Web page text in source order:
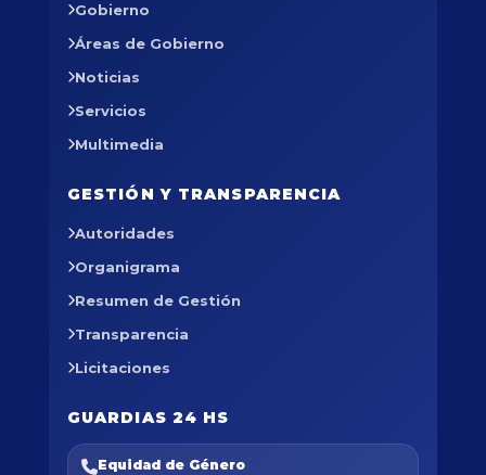
Gobierno
Áreas de Gobierno
Noticias
Servicios
Multimedia
GESTIÓN Y TRANSPARENCIA
Autoridades
Organigrama
Resumen de Gestión
Transparencia
Licitaciones
GUARDIAS 24 HS
Equidad de Género